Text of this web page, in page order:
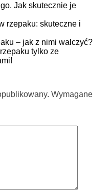
Jak skutecznie je
rzepaku: skuteczne i
– jak z nimi walczyć?
tylko ze
Wymagane